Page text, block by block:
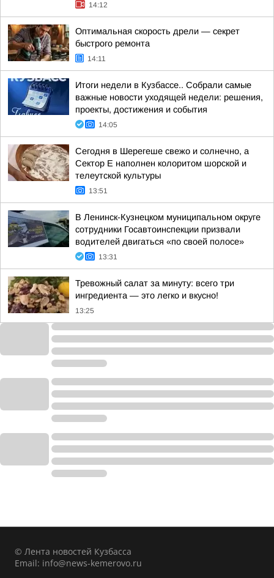
14:12
Оптимальная скорость дрели — секрет
быстрого ремонта
14:11
Итоги недели в Кузбассе.. Собрали самые
важные новости уходящей недели: решения,
проекты, достижения и события
14:05
Сегодня в Шерегеше свежо и солнечно, а
Сектор Е наполнен колоритом шорской и
телеутской культуры
13:51
В Ленинск-Кузнецком муниципальном округе
сотрудники Госавтоинспекции призвали
водителей двигаться «по своей полосе»
13:31
Тревожный салат за минуту: всего три
ингредиента — это легко и вкусно!
13:25
© Лента новостей Кузбасса
Email: info@news-kemerovo.ru